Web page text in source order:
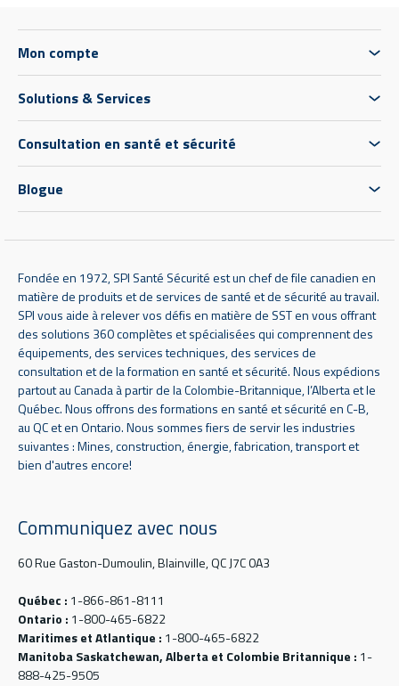
Mon compte
Solutions & Services
Consultation en santé et sécurité
Blogue
Fondée en 1972, SPI Santé Sécurité est un chef de file canadien en
matière de produits et de services de santé et de sécurité au travail.
SPI vous aide à relever vos défis en matière de SST en vous offrant
des solutions 360 complètes et spécialisées qui comprennent des
équipements, des services techniques, des services de
consultation et de la formation en santé et sécurité. Nous expédions
partout au Canada à partir de la Colombie-Britannique, l’Alberta et le
Québec. Nous offrons des formations en santé et sécurité en C-B,
au QC et en Ontario. Nous sommes fiers de servir les industries
suivantes : Mines, construction, énergie, fabrication, transport et
bien d'autres encore!
Communiquez avec nous
60 Rue Gaston-Dumoulin, Blainville, QC J7C 0A3
Québec : 1-866-861-8111
Ontario : 1-800-465-6822
Maritimes et Atlantique : 1-800-465-6822
Manitoba Saskatchewan, Alberta et Colombie Britannique : 1-
888-425-9505